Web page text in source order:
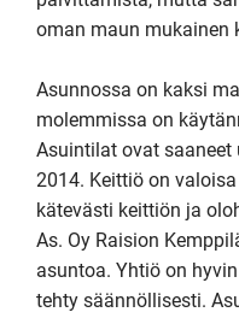
oman maun mukainen
Asunnossa on kaksi
molemmissa on
Asuintilat ovat
2014. Keittiö on
kätevästi keittiön ja
As. Oy Raision
asuntoa. Yhtiö on
tehty säännöllisesti.